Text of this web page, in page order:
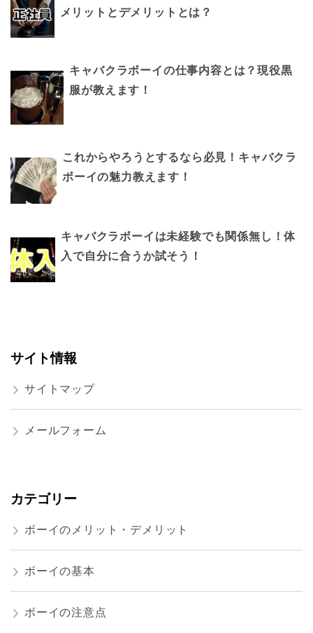
メリットとデメリットとは？
キャバクラボーイの仕事内容とは？現役黒
服が教えます！
これからやろうとするなら必見！キャバクラ
ボーイの魅力教えます！
キャバクラボーイは未経験でも関係無し！体
入で自分に合うか試そう！
サイト情報
サイトマップ
メールフォーム
カテゴリー
ボーイのメリット・デメリット
ボーイの基本
ボーイの注意点